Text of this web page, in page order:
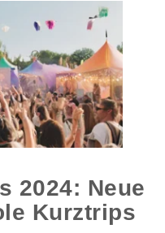
2024: Neue
Kurztrips